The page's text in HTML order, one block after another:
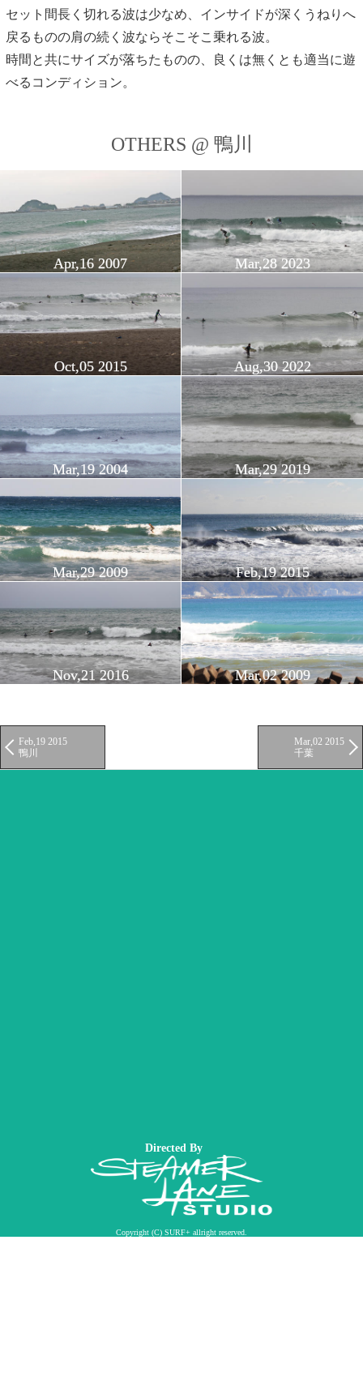
セット間長く切れる波は少なめ、インサイドが深くうねりへ
戻るものの肩の続く波ならそこそこ乗れる波。
時間と共にサイズが落ちたものの、良くは無くとも適当に遊
べるコンディション。
OTHERS @ 鴨川
Apr,16 2007 Mar,28 2023
Oct,05 2015 Aug,30 2022
Mar,19 2004 Mar,29 2019
Mar,29 2009 Feb,19 2015
Nov,21 2016 Mar,02 2009
Feb,19 2015
鴨川
Mar,02 2015
千葉
Directed By
Copyright (C) SURF+ allright reserved.